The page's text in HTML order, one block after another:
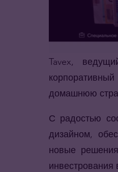
Tavex,
домашнюю
С радостью
дизайном,
новые